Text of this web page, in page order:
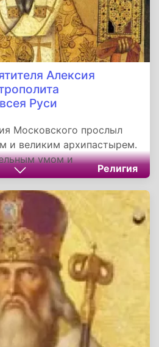
Алексия
Руси
Московского прослыл
и великим архипастырем.
умом и
фактическим правителем
при трех московских
начал строительство
Кремля.
что великое княжение
окончательно за
Религия